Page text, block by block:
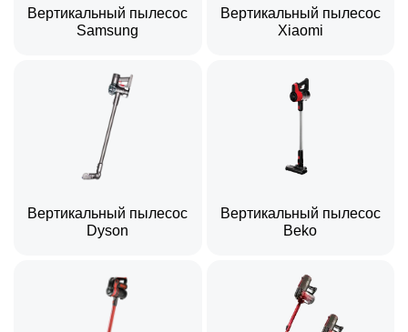
Вертикальный пылесос
Samsung
Вертикальный пылесос
Xiaomi
Вертикальный пылесос
Dyson
Вертикальный пылесос
Beko